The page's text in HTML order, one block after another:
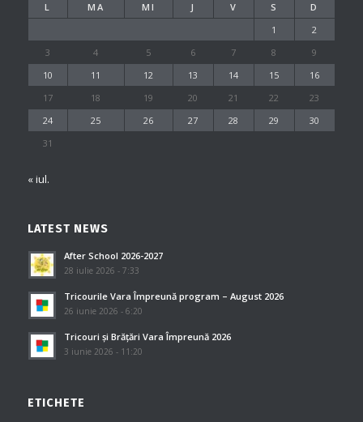
L MA MI J V S
D
1
2
3
4 5 6 7 8
9
10
11 12 13 14 15
16
17
18 19 20 21 22
23
24
25 26 27 28 29
30
31
« iul.
LATEST NEWS
After School 2026-2027
28 iulie 2026 - 7:33
Tricourile Vara Împreună program – August 2026
26 iunie 2026 - 6:20
Tricouri și Brățări Vara Împreună 2026
3 iunie 2026 - 11:20
ETICHETE